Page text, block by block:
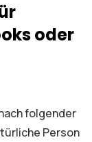
oder
folgender
Person